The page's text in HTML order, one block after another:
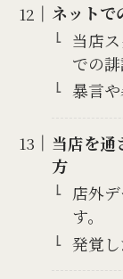
ネットで
当店
での誹
暴言や
当店を通
方
店外
す。
発覚